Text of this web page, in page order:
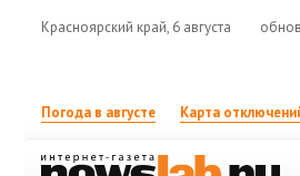
Красноярский край, 6 августа
Погода в августе Карта